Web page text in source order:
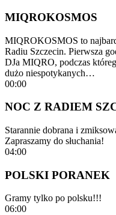
MIQROKOSMOS
MIQROKOSMOS to
Radiu Szczecin. Pierwsza
DJa MIQRO, podczas
dużo niespotykanych…
00:00
NOC Z RADIEM
Starannie dobrana i
Zapraszamy do słuchania!
04:00
POLSKI PORANEK
Gramy tylko po polsku!!!
06:00